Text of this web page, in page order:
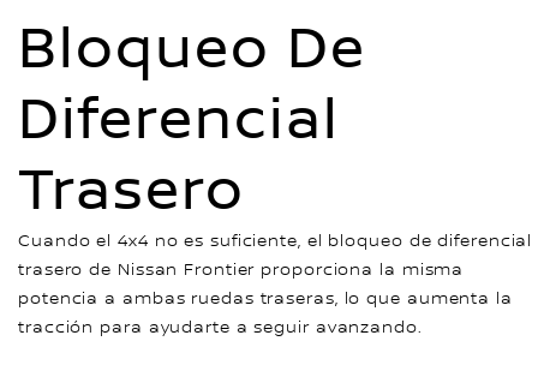
Bloqueo De
Diferencial
Trasero
Cuando el 4x4 no es suficiente, el bloqueo de diferencial
trasero de Nissan Frontier proporciona la misma
potencia a ambas ruedas traseras, lo que aumenta la
tracción para ayudarte a seguir avanzando.